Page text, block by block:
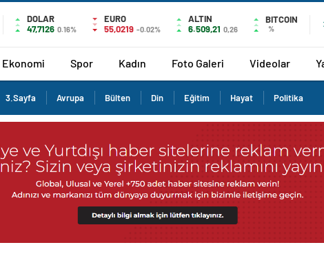
DOLAR
47,7126 0.16%
EURO
55,0219 -0.02%
ALTIN
6.509,21 0,26
BITCOIN
%
Ekonomi Spor Kadın Foto Galeri Videolar
3.Sayfa Avrupa Bülten Din Eğitim Hayat Politika